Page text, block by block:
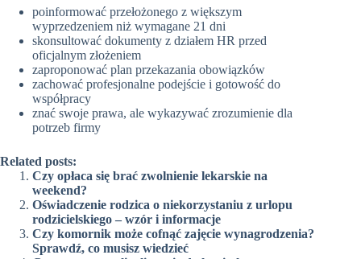
poinformować przełożonego z większym
wyprzedzeniem niż wymagane 21 dni
skonsultować dokumenty z działem HR przed
oficjalnym złożeniem
zaproponować plan przekazania obowiązków
zachować profesjonalne podejście i gotowość do
współpracy
znać swoje prawa, ale wykazywać zrozumienie dla
potrzeb firmy
Related posts:
Czy opłaca się brać zwolnienie lekarskie na
weekend?
Oświadczenie rodzica o niekorzystaniu z urlopu
rodzicielskiego – wzór i informacje
Czy komornik może cofnąć zajęcie wynagrodzenia?
Sprawdź, co musisz wiedzieć